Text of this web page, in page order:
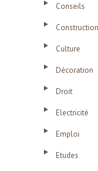
Conseils
Culture
Décoration
Droit
Electricité
Emploi
Etudes